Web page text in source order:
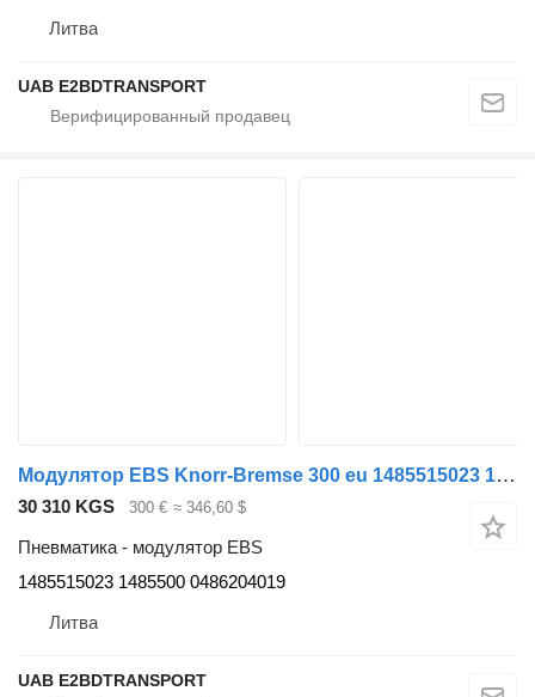
Литва
UAB E2BDTRANSPORT
Модулятор EBS Knorr-Bremse 300 eu 1485515023 1485500 0486204019 для тягача Scania P380, 114L
30 310 KGS 300 € ≈ 346,60 $
Пневматика - модулятор EBS
1485515023 1485500 0486204019
Литва
UAB E2BDTRANSPORT